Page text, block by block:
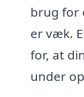
brug for
er væk.
for, at
under